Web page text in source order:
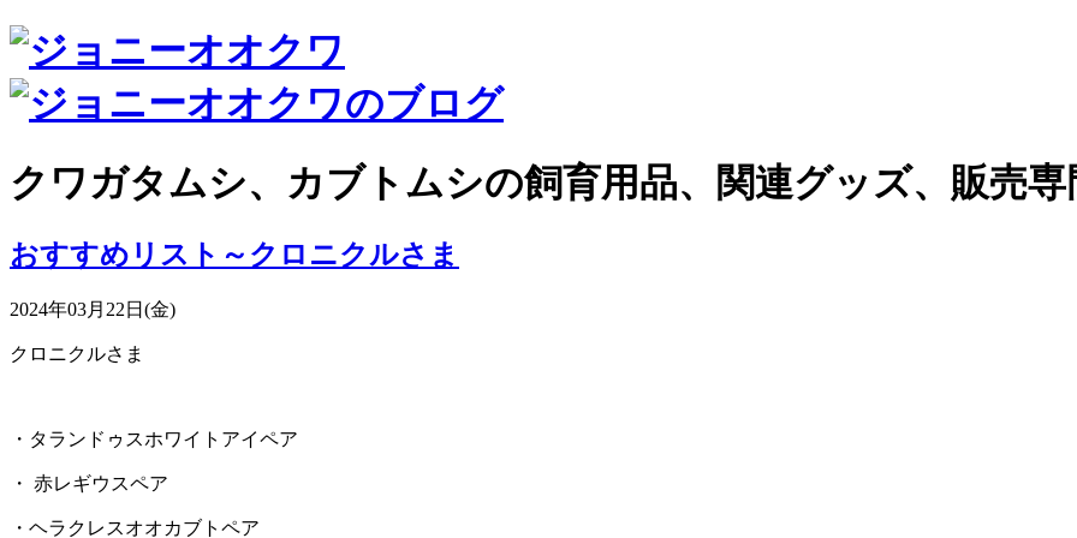
クワガタムシ、カブトムシの飼育用品、関連グッズ、販売
おすすめリスト～クロニクルさま
2024年03月22日(金)
クロニクルさま
・タランドゥスホワイトアイペア
・ 赤レギウスペア
・ヘラクレスオオカブトペア